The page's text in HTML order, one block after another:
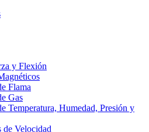
y Flexión
Flama
Gas
Temperatura, Humedad, Presión y
de Velocidad